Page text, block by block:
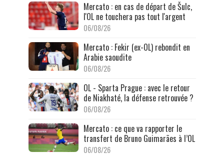
Mercato : en cas de départ de Šulc,
l'OL ne touchera pas tout l'argent
06/08/26
Mercato : Fekir (ex-OL) rebondit en
Arabie saoudite
06/08/26
OL - Sparta Prague : avec le retour
de Niakhaté, la défense retrouvée ?
06/08/26
Mercato : ce que va rapporter le
transfert de Bruno Guimarães à l’OL
06/08/26